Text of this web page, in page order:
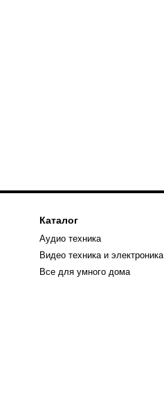
Каталог
Аудио техника
Видео техника и электроника
Все для умного дома